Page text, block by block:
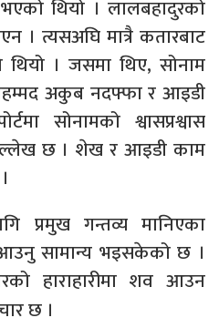
थियो । लालबहादुरको
। त्यसअघि मात्रै कतारबाट
। जसमा थिए, सोनाम
अकुब नदफ्फा र आइडी
सोनामको श्वासप्रश्वास
छ । शेख र आइडी काम
प्रमुख गन्तव्य मानिएका
सामान्य भइसकेको छ ।
हाराहारीमा शव आउन
छ ।